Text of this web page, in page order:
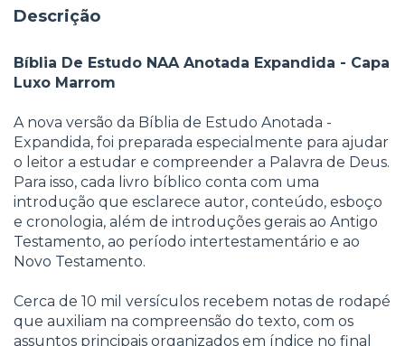
Descrição
Bíblia De Estudo NAA Anotada Expandida - Capa
Luxo Marrom
A nova versão da Bíblia de Estudo Anotada -
Expandida, foi preparada especialmente para ajudar
o leitor a estudar e compreender a Palavra de Deus.
Para isso, cada livro bíblico conta com uma
introdução que esclarece autor, conteúdo, esboço
e cronologia, além de introduções gerais ao Antigo
Testamento, ao período intertestamentário e ao
Novo Testamento.
Cerca de 10 mil versículos recebem notas de rodapé
que auxiliam na compreensão do texto, com os
assuntos principais organizados em índice no final